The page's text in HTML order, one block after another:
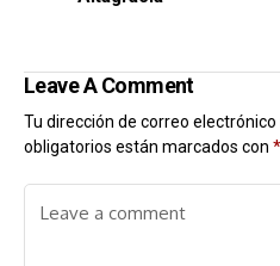
Leave A Comment
Tu dirección de correo
obligatorios están marcados con *